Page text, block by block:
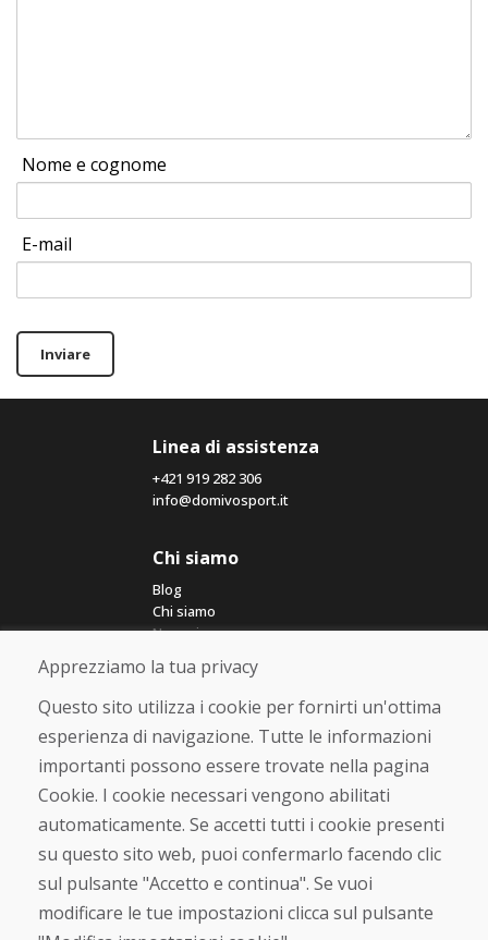
Nome e cognome
E-mail
Inviare
Linea di assistenza
+421 919 282 306
info@domivosport.it
Chi siamo
Blog
Chi siamo
Negozio
Acquistare
Negozio online
Termini e condizioni commerciali
Spedizione e pagamento
Reso e cambio merce
Protezione dei dati personali
Cookies
Verificato dai clienti
Apprezziamo la tua privacy
Questo sito utilizza i cookie per fornirti un'ottima
esperienza di navigazione. Tutte le informazioni
importanti possono essere trovate nella pagina
Cookie. I cookie necessari vengono abilitati
automaticamente. Se accetti tutti i cookie presenti
su questo sito web, puoi confermarlo facendo clic
sul pulsante "Accetto e continua". Se vuoi
modificare le tue impostazioni clicca sul pulsante